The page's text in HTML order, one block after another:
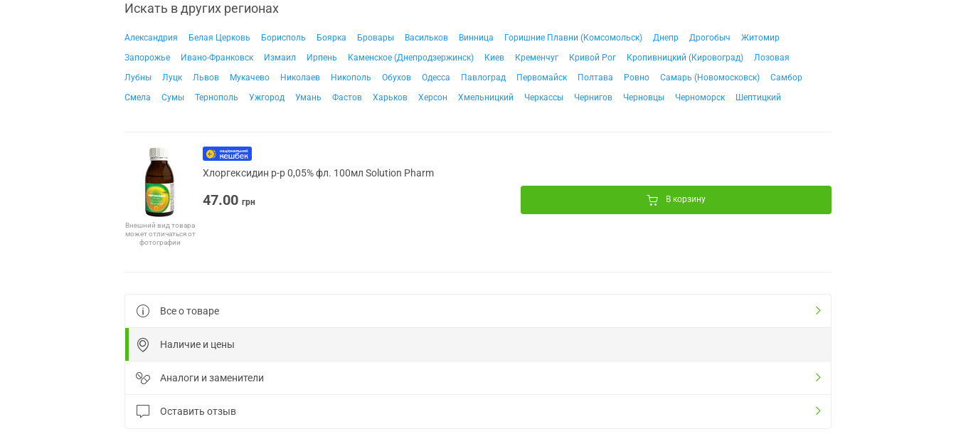
Искать в других регионах
Александрия Белая Церковь Борисполь Боярка Бровары Васильков Винница Горишние Плавни (Комсомольск) Днепр Дрогобыч
Житомир
Запорожье
Ивано-Франковск Измаил Ирпень Каменское (Днепродзержинск) Киев Кременчуг Кривой Рог Кропивницкий (Кировоград)
Лозовая
Лубны
Луцк Львов Мукачево Николаев Никополь Обухов Одесса Павлоград Первомайск Полтава Ровно Самарь (Новомосковск)
Самбор
Смела
Сумы Тернополь Ужгород Умань Фастов Харьков Херсон Хмельницкий Черкассы Чернигов Черновцы Черноморск Шептицкий
Внешний вид товара
может отличаться от
фотографии
Хлоргексидин р-р 0,05% фл. 100мл Solution Pharm
47.00 грн В корзину
Все о товаре
Наличие и цены
Аналоги и заменители
Оставить отзыв